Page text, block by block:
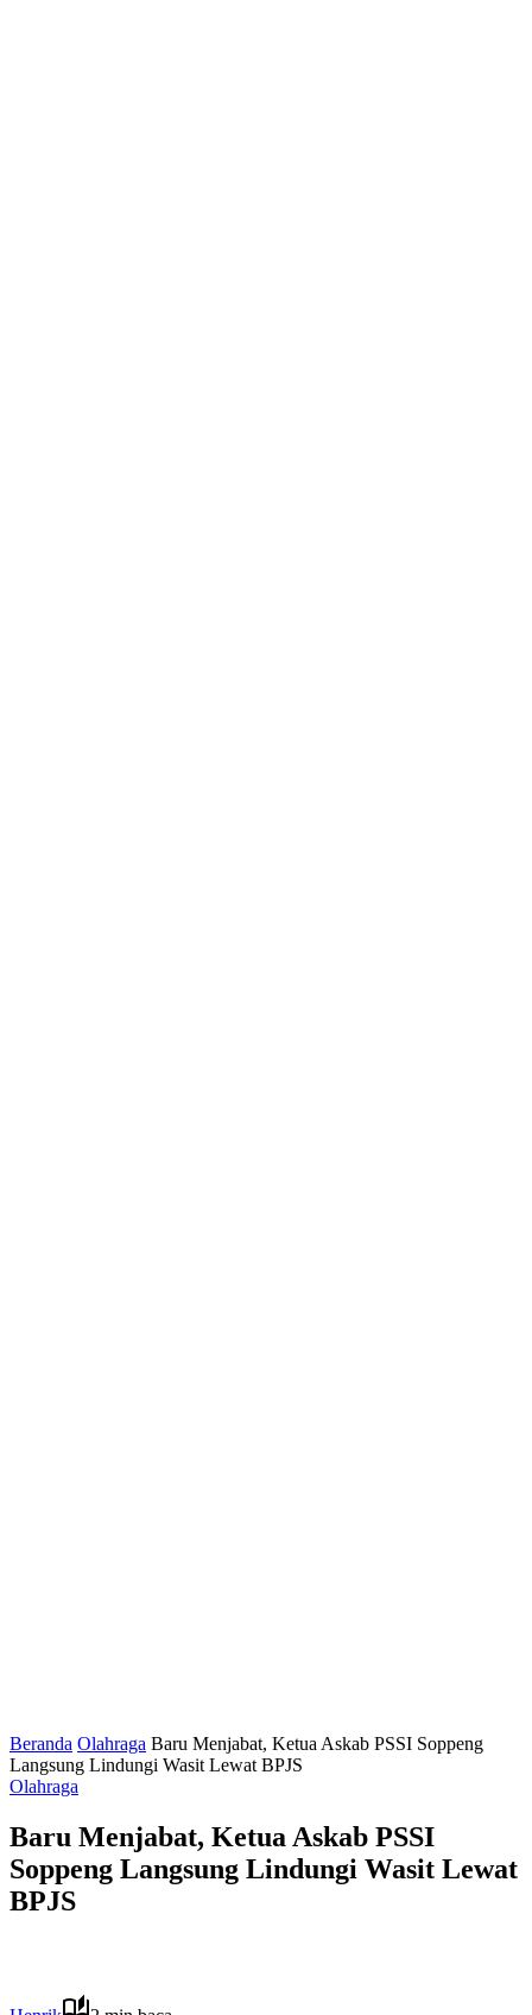
Beranda Olahraga Baru Menjabat, Ketua Askab PSSI Soppeng
Langsung Lindungi Wasit Lewat BPJS
Olahraga
Baru Menjabat, Ketua Askab PSSI
Soppeng Langsung Lindungi Wasit Lewat
BPJS